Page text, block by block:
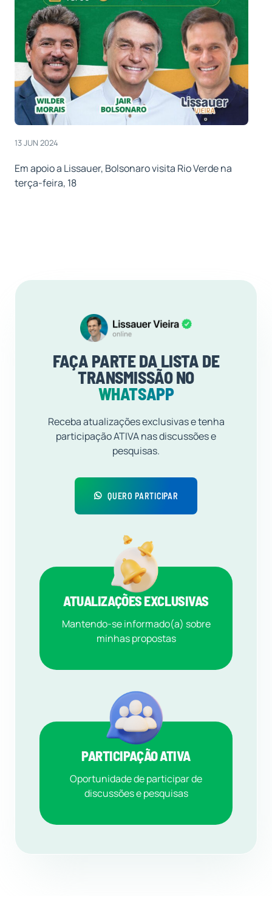
13 JUN 2024
Em apoio a Lissauer, Bolsonaro visita Rio Verde na
terça-feira, 18
FAÇA PARTE DA LISTA DE
TRANSMISSÃO NO
WHATSAPP
Receba atualizações exclusivas e tenha
participação ATIVA nas discussões e
pesquisas.
QUERO PARTICIPAR
ATUALIZAÇÕES EXCLUSIVAS
Mantendo-se informado(a) sobre
minhas propostas
PARTICIPAÇÃO ATIVA
Oportunidade de participar de
discussões e pesquisas